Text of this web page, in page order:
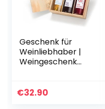
Geschenk für
Weinliebhaber |
Weingeschenk
Weißwein &
€32.90